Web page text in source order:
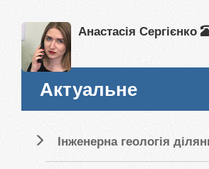
Анастасія Сергієнко
Актуальне
Інженерна геологія